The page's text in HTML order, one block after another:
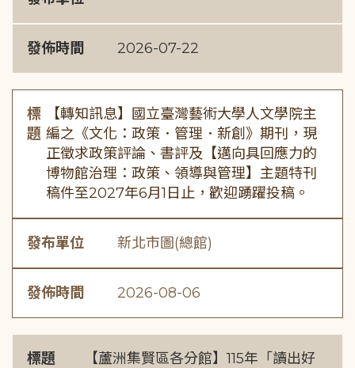
發佈時間 2026-07-22
標
題
【轉知訊息】國立臺灣藝術大學人文學院主
編之《文化：政策．管理．新創》期刊，現
正徵求政策評論、書評及【邁向具回應力的
博物館治理：政策、領導與管理】主題特刊
稿件至2027年6月1日止，歡迎踴躍投稿。
發布單位 新北市圖(總館)
發佈時間 2026-08-06
標題
【蘆洲集賢區各分館】115年「讀出好